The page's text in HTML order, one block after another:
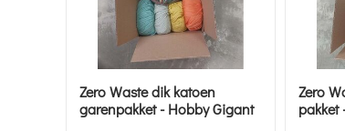
Zero Waste dik katoen
garenpakket - Hobby Gigant
Zero
pakket